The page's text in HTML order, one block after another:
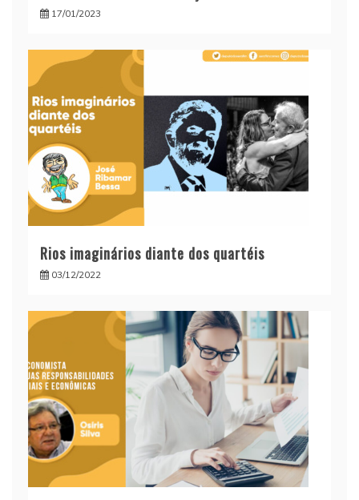
17/01/2023
Rios imaginários diante dos quartéis
03/12/2022